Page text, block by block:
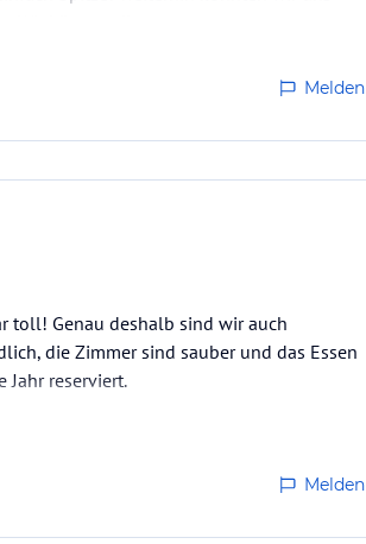
Melden
toll! Genau deshalb sind wir auch
die Zimmer sind sauber und das Essen
Jahr reserviert.
Melden